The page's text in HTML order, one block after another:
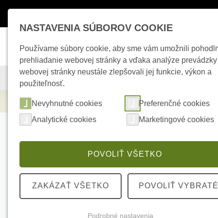
KAMEROVÉ SYSTÉMY ZABEZPEČOVACIE SYSTÉMY
Elektrické kúrenie Termofol vykurovacia
NASTAVENIA SÚBOROV COOKIE
Používame súbory cookie, aby sme vám umožnili
prehliadanie webovej stránky a vďaka analýze prevádzky
webovej stránky neustále zlepšovali jej funkcie, výkon a
použiteľnosť.
Nevyhnutné cookies
Preferenčné cookies
Analytické cookies
Marketingové cookies
POVOLIŤ VŠETKO
ZAKÁZAŤ VŠETKO POVOLIŤ VYBRATÉ
Podrobné nastavenia